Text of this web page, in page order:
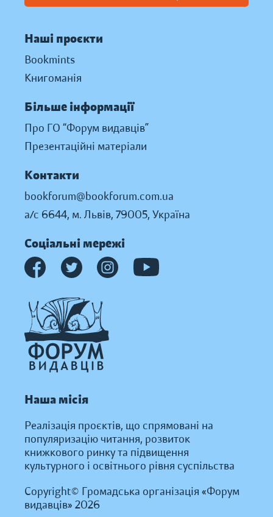
Наші проєкти
Bookmints
Книгоманія
Більше інформації
Про ГО “Форум видавців”
Презентаційні матеріали
Контакти
bookforum@bookforum.com.ua
а/с 6644, м. Львів, 79005, Україна
Соціальні мережі
Наша місія
Реалізація проєктів, що спрямовані на
популяризацію читання, розвиток
книжкового ринку та підвищення
культурного і освітнього рівня суспільства
Copyright© Громадська організація «Форум
видавців» 2026